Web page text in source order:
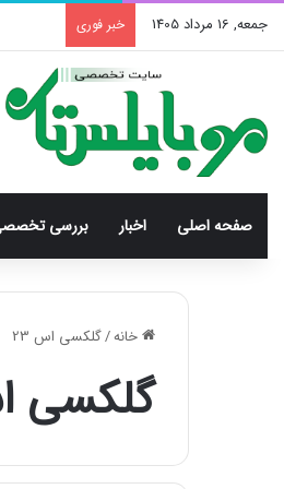
جمعه, 16 مرداد 1405 خبر فوری
صفحه اصلی اخبار بررسی‌
خانه/گلکسی اس 23
گلکسی